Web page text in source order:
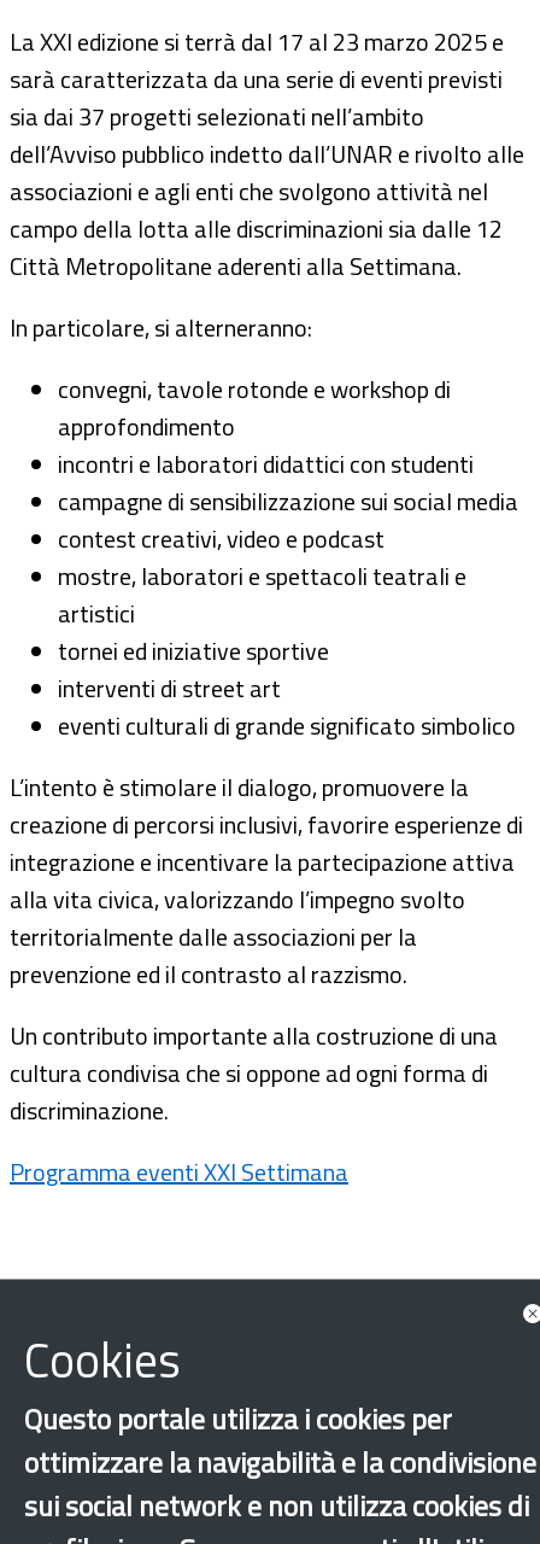
La XXI edizione si terrà dal 17 al 23 marzo 2025 e
sarà caratterizzata da una serie di eventi previsti
sia dai 37 progetti selezionati nell’ambito
dell’Avviso pubblico indetto dall’UNAR e rivolto alle
associazioni e agli enti che svolgono attività nel
campo della lotta alle discriminazioni sia dalle 12
Città Metropolitane aderenti alla Settimana.
In particolare, si alterneranno:
convegni, tavole rotonde e workshop di
approfondimento
incontri e laboratori didattici con studenti
campagne di sensibilizzazione sui social media
contest creativi, video e podcast
mostre, laboratori e spettacoli teatrali e
artistici
tornei ed iniziative sportive
interventi di street art
eventi culturali di grande significato simbolico
L’intento è stimolare il dialogo, promuovere la
creazione di percorsi inclusivi, favorire esperienze di
integrazione e incentivare la partecipazione attiva
alla vita civica, valorizzando l’impegno svolto
territorialmente dalle associazioni per la
prevenzione ed il contrasto al razzismo.
Un contributo importante alla costruzione di una
cultura condivisa che si oppone ad ogni forma di
discriminazione.
Programma eventi XXI Settimana
Discriminazione
Cookies
Questo portale utilizza i cookies per
ottimizzare la navigabilità e la condivisione
sui social network e non utilizza cookies di